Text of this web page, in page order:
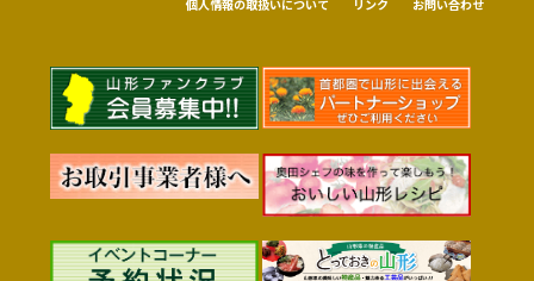
個人情報の取扱いについて リンク お問い合わせ